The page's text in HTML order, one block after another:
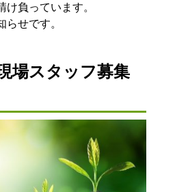
負っています。
せです。
場スタッフ募集